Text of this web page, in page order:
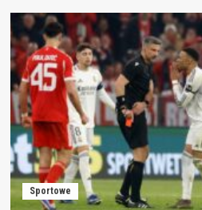
Sportowe